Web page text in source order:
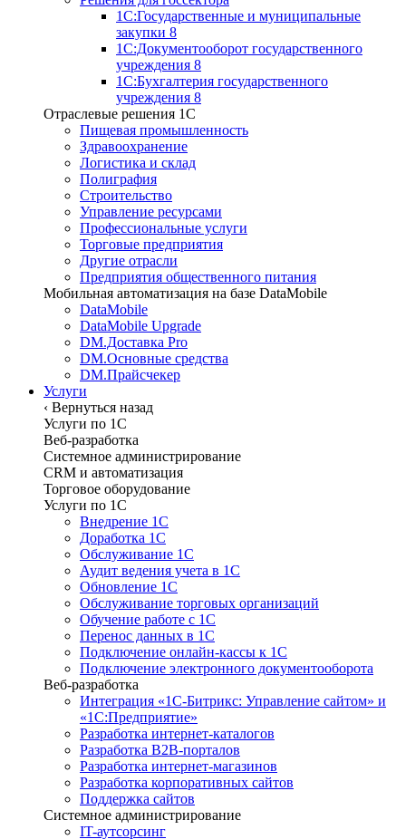
1С:Государственные и муниципальные
закупки 8
1С:Документооборот государственного
учреждения 8
1С:Бухгалтерия государственного
учреждения 8
Отраслевые решения 1C
Пищевая промышленность
Здравоохранение
Логистика и склад
Полиграфия
Строительство
Управление ресурсами
Профессиональные услуги
Торговые предприятия
Другие отрасли
Предприятия общественного питания
Мобильная автоматизация на базе DataMobile
DataMobile
DataMobile Upgrade
DM.Доставка Pro
DM.Основные средства
DM.Прайсчекер
Услуги
‹ Вернуться назад
Услуги по 1С
Веб-разработка
Системное администрирование
CRM и автоматизация
Торговое оборудование
Услуги по 1С
Внедрение 1С
Доработка 1С
Обслуживание 1С
Аудит ведения учета в 1С
Обновление 1С
Обслуживание торговых организаций
Обучение работе с 1С
Перенос данных в 1С
Подключение онлайн-кассы к 1С
Подключение электронного документооборота
Веб-разработка
Интеграция «1С-Битрикс: Управление сайтом» и
«1С:Предприятие»
Разработка интернет-каталогов
Разработка B2B-порталов
Разработка интернет-магазинов
Разработка корпоративных сайтов
Поддержка сайтов
Системное администрирование
IT-аутсорсинг